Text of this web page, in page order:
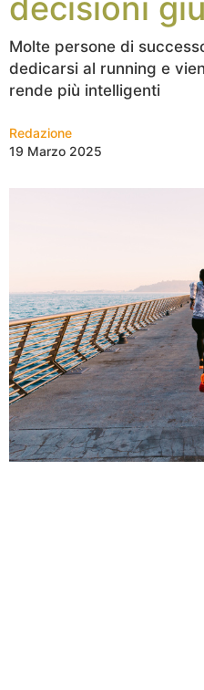
decisioni
Molte persone di
dedicarsi al running e
rende più intelligenti
Redazione
19 Marzo 2025